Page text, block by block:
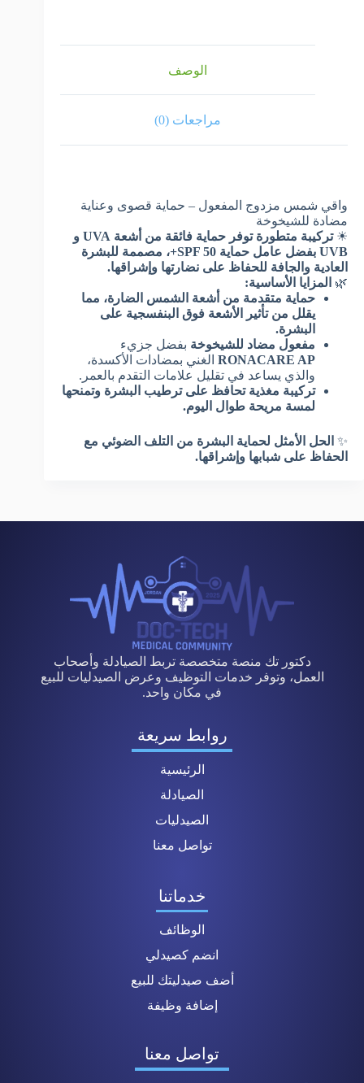
الوصف
مراجعات (0)
واقي شمس مزدوج المفعول – حماية قصوى وعناية
مضادة للشيخوخة
☀
تركيبة متطورة توفر حماية فائقة من أشعة UVA و
UVB بفضل عامل حماية SPF 50+، مصممة للبشرة
العادية والجافة للحفاظ على نضارتها وإشراقها.
🌿 المزايا الأساسية:
حماية متقدمة من أشعة الشمس الضارة، مما
يقلل من تأثير الأشعة فوق البنفسجية على
البشرة.
مفعول مضاد للشيخوخة بفضل جزيء
RONACARE AP الغني بمضادات الأكسدة،
والذي يساعد في تقليل علامات التقدم بالعمر.
تركيبة مغذية تحافظ على ترطيب البشرة وتمنحها
لمسة مريحة طوال اليوم.
✨ الحل الأمثل لحماية البشرة من التلف الضوئي مع
الحفاظ على شبابها وإشراقها.
دكتور تك منصة متخصصة تربط الصيادلة وأصحاب
العمل، وتوفر خدمات التوظيف وعرض الصيدليات للبيع
في مكان واحد.
روابط سريعة
الرئيسية
الصيادلة
الصيدليات
تواصل معنا
خدماتنا
الوظائف
انضم كصيدلي
أضف صيدليتك للبيع
إضافة وظيفة
تواصل معنا